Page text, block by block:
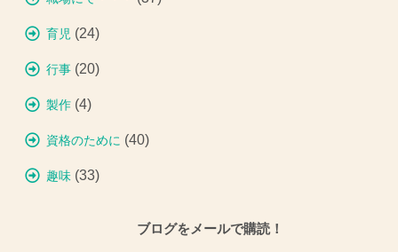
育児 (24)
行事 (20)
製作 (4)
資格のために (40)
趣味 (33)
ブログをメールで購読！